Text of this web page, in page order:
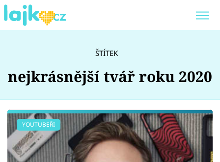
Témata
Showbyznys
ŠTÍTEK
nejkrásnější tvář roku 2020
YOUTUBEŘI